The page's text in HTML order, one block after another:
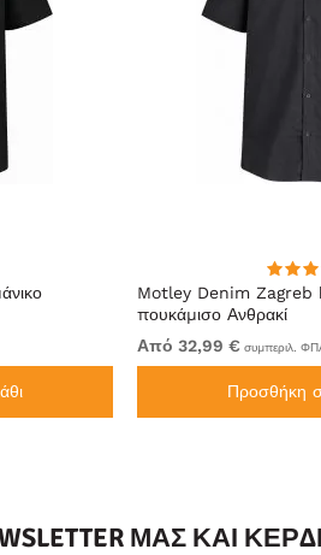
Motley Denim Zagreb
πουκάμισο Ανθρακί
Από 32,99 € συμπεριλ.
Προσθήκη
ΜΑΣ ΚΑΙ